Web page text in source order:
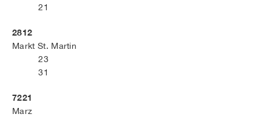
21
2812
Markt St. Martin
23
31
7221
Marz